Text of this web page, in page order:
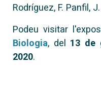
Rodríguez, F. Panfil,
Podeu visitar
Biologia, del 13 de
2020.